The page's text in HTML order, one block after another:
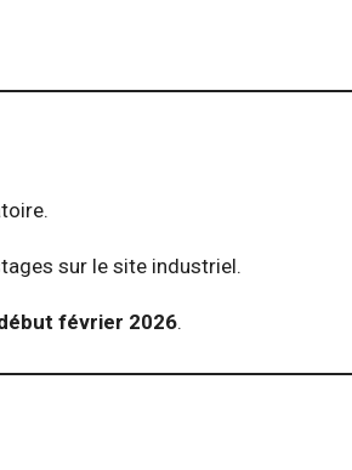
sur le site industriel.
février 2026.